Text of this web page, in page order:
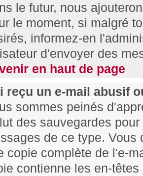
le futur, nous
le moment, si malgré
informez-en
d'envoyer des
en haut de page
reçu un e-mail abusif
sommes peinés
des sauvegardes
de ce type.
copie complète de l'e-
contienne les en-